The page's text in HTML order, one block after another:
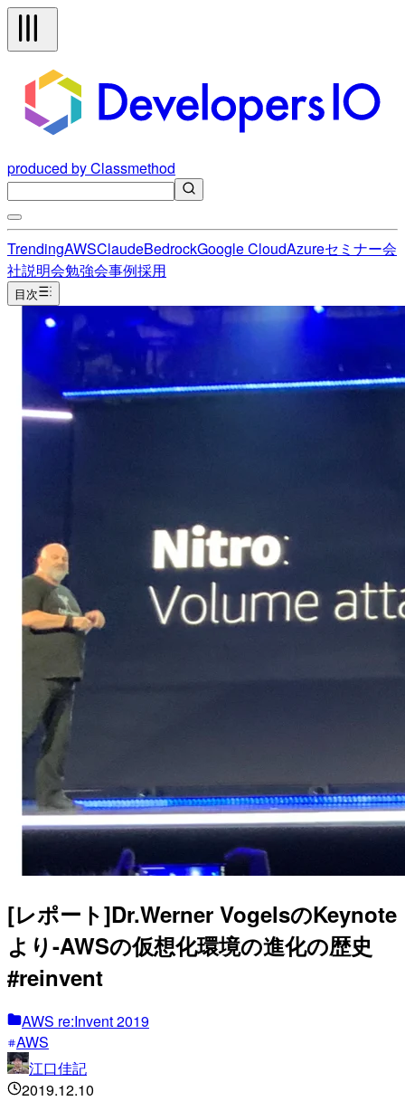
produced by Classmethod
TrendingAWSClaudeBedrockGoogle CloudAzureセミナー会
社説明会勉強会事例採用
目次
[レポート]Dr.Werner VogelsのKeynote
より-AWSの仮想化環境の進化の歴史
#reinvent
AWS re:Invent 2019
AWS
江口佳記
2019.12.10